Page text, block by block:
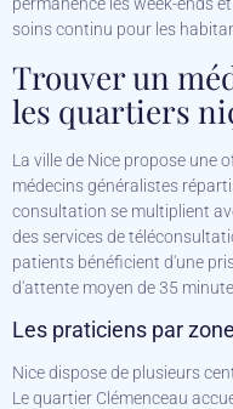
permanence les week-ends
soins continu pour les
Trouver un
les quartiers
La ville de Nice propose une
médecins généralistes
consultation se multiplient
des services de
patients bénéficient d'une
d'attente moyen de 35
Les praticiens par
Nice dispose de plusieurs
Le quartier Clémenceau